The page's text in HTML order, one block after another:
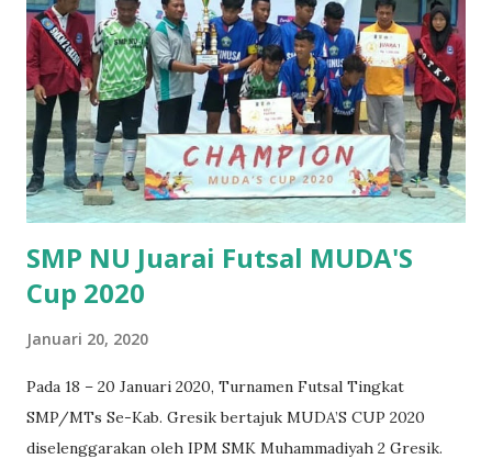
perdagangan dan perhotelan. Dengan peningkatan
pendapatan dari industri perdagangan yang terus
berkembang, tentunya bisnis perhotelan akan sangat
dibutuhkan, dan di situlah peran ASTON Inn Gresik. Kami
sangat bangga dan optimis untuk berkontribusi dalam
perkembangan Kota Gresik melalui brand kami yang paling
populer,” ucap John Flood, President & CEO dari
Archipelago International....
SMP NU Juarai Futsal MUDA'S
Cup 2020
Januari 20, 2020
Pada 18 – 20 Januari 2020, Turnamen Futsal Tingkat
SMP/MTs Se-Kab. Gresik bertajuk MUDA’S CUP 2020
diselenggarakan oleh IPM SMK Muhammadiyah 2 Gresik.